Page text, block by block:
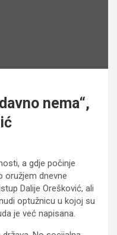
nema“,
a gdje počinje
oružjem dnevne
Dalije Orešković, ali
optužnicu u kojoj su
je već napisana.